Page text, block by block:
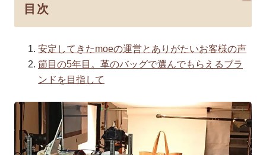
目次
安定してきたmoeの運営とありがたいお客様の声
節目の5年目。革のバッグで選んでもらえるブラ
ンドを目指して